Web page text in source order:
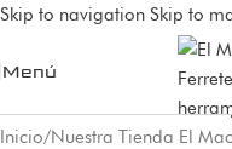
Skip to navigation Skip to
Menú
do
Inicio/Nuestra Tienda El